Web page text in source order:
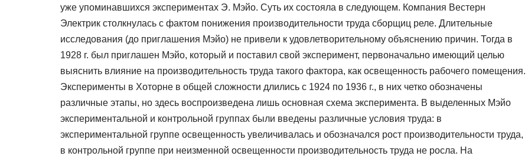
уже упоминавшихся экспериментах Э. Мэйо. Суть их состояла в следующем. Компания Вестерн
Электрик столкнулась с фактом понижения производительности труда сборщиц реле. Длительные
исследования (до приглашения Мэйо) не привели к удовлетворительному объяснению причин. Тогда в
1928 г. был приглашен Мэйо, который и поставил свой эксперимент, первоначально имеющий целью
выяснить влияние на производительность труда такого фактора, как освещенность рабочего помещения.
Эксперименты в Хоторне в общей сложности длились с 1924 по 1936 г., в них четко обозначены
различные этапы, но здесь воспроизведена лишь основная схема эксперимента. В выделенных Мэйо
экспериментальной и контрольной группах были введены различные условия труда: в
экспериментальной группе освещенность увеличивалась и обозначался рост производительности труда,
в контрольной группе при неизменной освещенности производительность труда не росла. На